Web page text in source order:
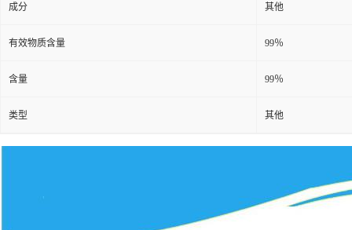
成分 其他
有效物质含量 99％
含量 99％
类型 其他